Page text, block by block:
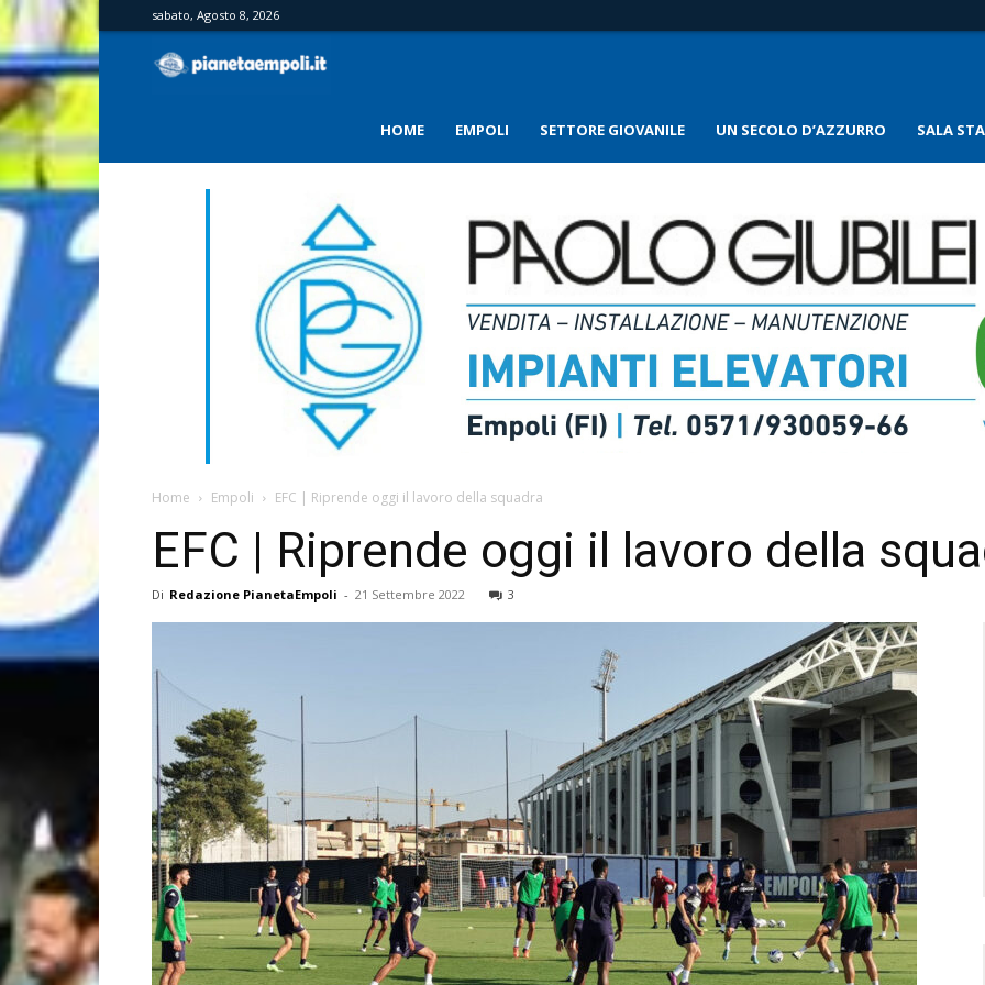
sabato, Agosto 8, 2026
HOME EMPOLI SETTORE GIOVANILE UN SECOLO D’AZZURRO SALA
Home Empoli EFC | Riprende oggi il lavoro della squadra
EFC | Riprende oggi il lavoro della
Di Redazione PianetaEmpoli - 21 Settembre 2022 3